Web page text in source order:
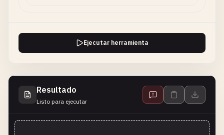
Ejecutar herramienta
Resultado
Listo para ejecutar